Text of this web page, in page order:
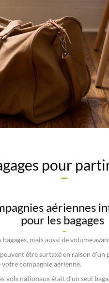
pour
aériennes
pour les bagages
mais aussi de volume
être surtaxé en raison d’un
compagnie aérienne.
vols nationaux était d’un seul